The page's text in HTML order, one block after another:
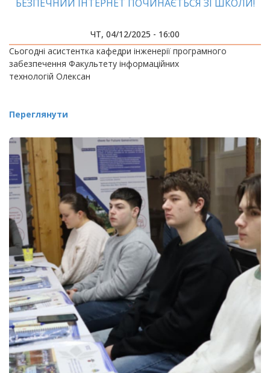
БЕЗПЕЧНИЙ ІНТЕРНЕТ ПОЧИНАЄТЬСЯ ЗІ ШКОЛИ!
ЧТ, 04/12/2025 - 16:00
Сьогодні асистентка кафедри інженерії програмного
забезпечення Факультету інформаційних
технологій Олексан
Переглянути